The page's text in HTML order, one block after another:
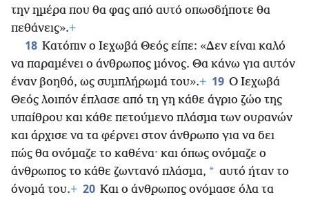
την ημέρα που θα φας από αυτό οπωσδήποτε θα
πεθάνεις».+
18 Κατόπιν ο Ιεχωβά Θεός είπε: «Δεν είναι καλό
να παραμένει ο άνθρωπος μόνος. Θα κάνω για αυτόν
έναν βοηθό, ως συμπλήρωμά του».+ 19 Ο Ιεχωβά
Θεός λοιπόν έπλασε από τη γη κάθε άγριο ζώο της
υπαίθρου και κάθε πετούμενο πλάσμα των ουρανών
και άρχισε να τα φέρνει στον άνθρωπο για να δει
πώς θα ονόμαζε το καθένα· και όπως ονόμαζε ο
άνθρωπος το κάθε ζωντανό πλάσμα, * αυτό ήταν το
όνομά του.+ 20 Και ο άνθρωπος ονόμασε όλα τα